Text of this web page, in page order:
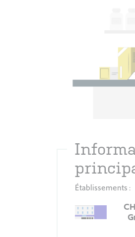
Établissements :